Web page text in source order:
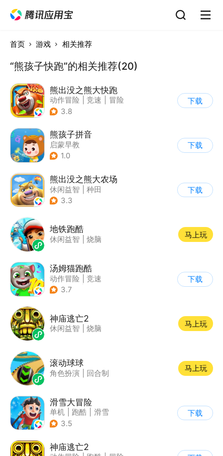
首页 游戏 相关推荐
“熊孩子快跑”的相关推荐(20)
熊出没之熊大快跑
动作冒险 竞速
冒险
| 熊出没
3.8
下载
熊孩子拼音
启蒙早教
1.0
下载
熊出没之熊大农场
休闲益智
种田
| 田园生活
3.3
下载
地铁跑酷
休闲益智 烧脑
马上玩
汤姆猫跑酷
动作冒险
竞速
| 汤姆猫
3.7
下载
神庙逃亡2
休闲益智 烧脑
马上玩
滚动球球
角色扮演 回合制
马上玩
滑雪大冒险
单机 跑酷
滑雪
| 游道易
3.5
下载
神庙逃亡2